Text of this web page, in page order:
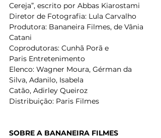
Cereja”, escrito por Abbas Kiarostami
Diretor de Fotografia: Lula Carvalho
Produtora: Bananeira Filmes, de Vânia
Catani
Coprodutoras: Cunhã Porã e
Paris Entretenimento
Elenco: Wagner Moura, Gérman da
Silva, Adanilo, Isabela
Catão, Adirley Queiroz
Distribuição: Paris Filmes
SOBRE A BANANEIRA FILMES